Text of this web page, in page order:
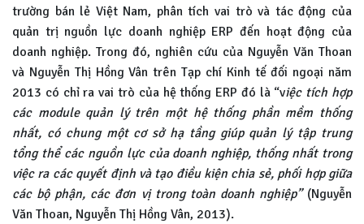
trường bán lẻ Việt Nam, phân tích vai trò và tác động của
quản trị nguồn lực doanh nghiệp ERP đến hoạt động của
doanh nghiệp. Trong đó, nghiên cứu của Nguyễn Văn Thoan
và Nguyễn Thị Hồng Vân trên Tạp chí Kinh tế đối ngoại năm
2013 có chỉ ra vai trò của hệ thống ERP đó là “việc tích hợp
các module quản lý trên một hệ thống phần mềm thống
nhất, có chung một cơ sở hạ tầng giúp quản lý tập trung
tổng thể các nguồn lực của doanh nghiệp, thống nhất trong
việc ra các quyết định và tạo điều kiện chia sẻ, phối hợp giữa
các bộ phận, các đơn vị trong toàn doanh nghiệp”(Nguyễn
Văn Thoan, Nguyễn Thị Hồng Vân, 2013).